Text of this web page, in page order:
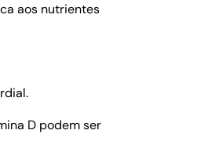
aos nutrientes
D podem ser